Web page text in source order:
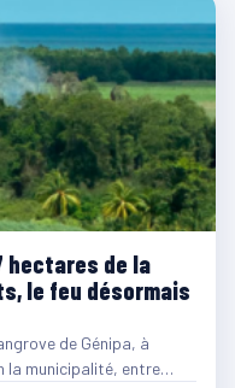
hectares de la
le feu désormais
de Génipa, à
la municipalité, entre…